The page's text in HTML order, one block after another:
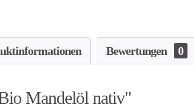
Bewertungen 0
Mandelöl nativ"